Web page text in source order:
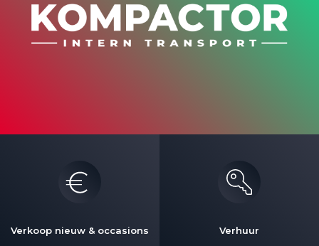
Verkoop nieuw & occasions Verhuur